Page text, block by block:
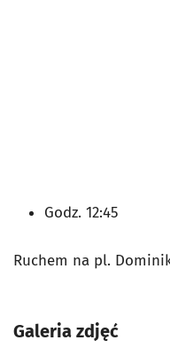
Godz. 12:45
Ruchem na pl.
Galeria zdjęć